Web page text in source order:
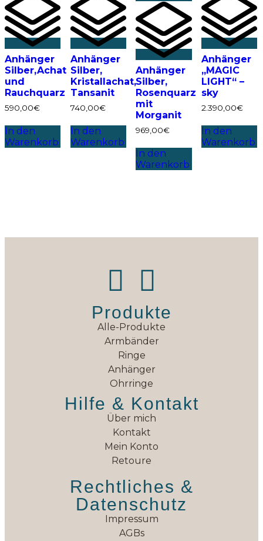
Anhänger
Silber,Achat
und
Rauchquarz
590,00€
In den
Warenkorb
Anhänger
Silber,
Kristallachat,
Tansanit
740,00€
In den
Warenkorb
Anhänger
Silber,
Rosenquarz
mit
Morganit
969,00€
In den
Warenkorb
Anhänger
„MAGIC
LIGHT“ –
sky
2.390,00€
In den
Warenkorb
Produkte
Alle-Produkte
Armbänder
Ringe
Anhänger
Ohrringe
Hilfe & Kontakt
Über mich
Kontakt
Mein Konto
Retoure
Rechtliches &
Datenschutz
Impressum
AGBs